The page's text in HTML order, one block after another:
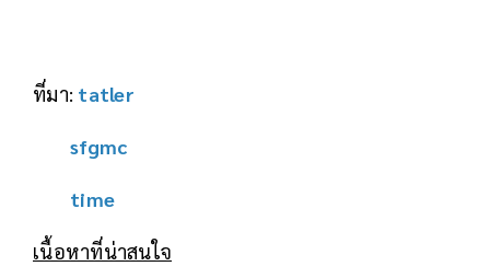
ที่มา: tatler
sfgmc
time
เนื้อหาที่น่าสนใจ